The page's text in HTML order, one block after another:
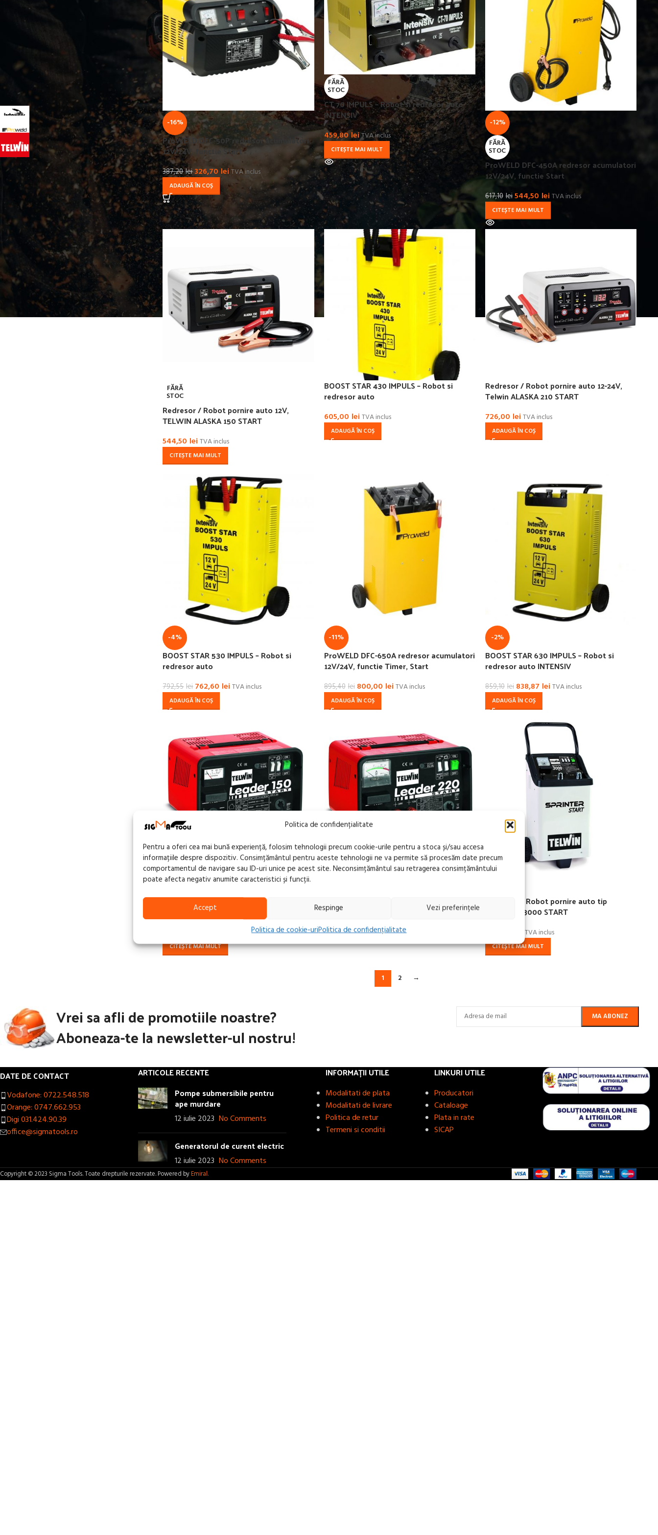
Politica de confidențialitate
Pentru a oferi cea mai bună experiență, folosim tehnologii precum cookie-urile pentru a stoca și/sau accesa
informațiile despre dispozitiv. Consimțământul pentru aceste tehnologii ne va permite să procesăm date precum
comportamentul de navigare sau ID-uri unice pe acest site. Neconsimțământul sau retragerea consimțământului
poate afecta negativ anumite caracteristici și funcții.
Accept Respinge
Vezi preferințele
Politica de cookie-uriPolitica de confidențialitate
TENSIUNE ALIMENTARE
18
PRODUCATOR
INTENSIV 4
PROWELD 3
TELWIN 16
-16%
ProWELD DFC-50P redresor acumulatori
12V/24V, functie Start
387,20 lei326,70 leiTVA inclus
ADAUGĂ ÎN COȘ
FĂRĂ
STOC
CT 70 IMPULS – Robot si redresor auto
INTENSIV
459,80lei TVA inclus
CITEȘTE MAI MULT
-12%
FĂRĂ
STOC
ProWELD DFC-450A redresor acumulatori
12V/24V, functie Start
617,10 lei544,50 lei TVA inclus
CITEȘTE MAI MULT
FĂRĂ
STOC
Redresor / Robot pornire auto 12V,
TELWIN ALASKA 150 START
544,50 lei TVA inclus
CITEȘTE MAI MULT
BOOST STAR 430 IMPULS – Robot si
redresor auto
605,00 lei TVA inclus
ADAUGĂ ÎN COȘ
Redresor / Robot pornire auto 12-24V,
Telwin ALASKA 210 START
726,00 lei TVA inclus
ADAUGĂ ÎN COȘ
-4%
BOOST STAR 530 IMPULS – Robot si
redresor auto
792,55 lei762,60 lei TVA inclus
ADAUGĂ ÎN COȘ
-11%
ProWELD DFC-650A redresor acumulatori
12V/24V, functie Timer, Start
895,40 lei 800,00 lei TVA inclus
ADAUGĂ ÎN COȘ
-2%
BOOST STAR 630 IMPULS – Robot si
redresor auto INTENSIV
859,10 lei 838,87 lei TVA inclus
ADAUGĂ ÎN COȘ
FĂRĂ
Redresor / Robot pornire auto TELWIN
LEADER 150 START
CITEȘTE MAI MULT
Redresor / Robot pornire auto TELWIN
1.330,00 Redresor / Robot pornire auto tip
SPRINTER 3000 START
TVA inclus
CITEȘTE MAI MULT
1 2 →
Vrei sa afli de promotiile noastre?
Aboneaza-te la newsletter-ul nostru!
DATE DE CONTACT
Vodafone: 0722.548.518
Orange: 0747.662.953
Digi 031.424.90.39
office@sigmatools.ro
ARTICOLE RECENTE
Pompe submersibile pentru
ape murdare
12 iulie 2023 No Comments
Generatorul de curent electric
12 iulie 2023 No Comments
INFORMAȚII UTILE
Modalitati de plata
Modalitati de livrare
Politica de retur
Termeni si conditii
LINKURI UTILE
Producatori
Cataloage
Plata in rate
SICAP
Copyright © 2023 Sigma Tools. Toate drepturile rezervate. Powered byEmiral.